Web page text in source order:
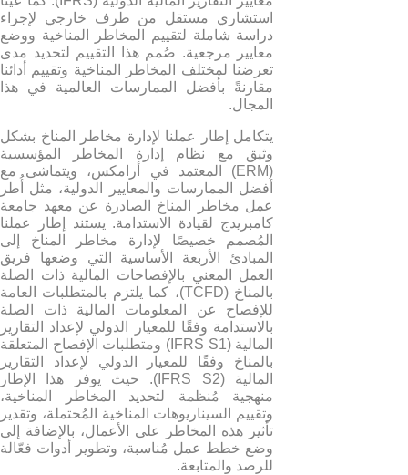
استشاري مستقل من طرف خارجي لإجراء
دراسة شاملة لتقييم المخاطر المناخية ووضع
معايير مرجعية. صُمم هذا التقييم لتحديد مدى
تعرضنا لمختلف المخاطر المناخية وتقييم أدائنا
مقارنةً بأفضل الممارسات العالمية في هذا
المجال.
يتكامل إطار عملنا لإدارة مخاطر المناخ بشكل
وثيق مع نظام إدارة المخاطر المؤسسية
(ERM) المعتمد في أرامكس، ويتماشى مع
أفضل الممارسات والمعايير الدولية، مثل أُطر
عمل مخاطر المناخ الصادرة عن معهد جامعة
كامبريدج لقيادة الاستدامة. يستند إطار عملنا
المُصمم خصيصًا لإدارة مخاطر المناخ إلى
المبادئ الأربعة الأساسية التي وضعها فريق
العمل المعني بالإفصاحات المالية ذات الصلة
بالمناخ (TCFD)، كما يلتزم بالمتطلبات العامة
للإفصاح عن المعلومات المالية ذات الصلة
بالاستدامة وفقًا للمعيار الدولي لإعداد التقارير
المالية (IFRS S1) ومتطلبات الإفصاح المتعلقة
بالمناخ وفقًا للمعيار الدولي لإعداد التقارير
المالية (IFRS S2). حيث يوفر هذا الإطار
منهجية مُنظمة لتحديد المخاطر المناخية،
وتقييم السيناريوهات المناخية المُحتملة، وتقدير
تأثير هذه المخاطر على الأعمال، بالإضافة إلى
وضع خطط عمل مُناسبة، وتطوير أدوات فعّالة
للرصد والمتابعة.